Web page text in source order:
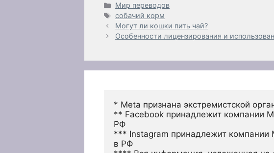
Рубрики
Мир переводов
Метки
собачий корм
Могут ли кошки пить чай?
Особенности лицензирования и
* Meta признана экстремистской
** Facebook принадлежит компании
РФ
*** Instagram принадлежит компании
в РФ